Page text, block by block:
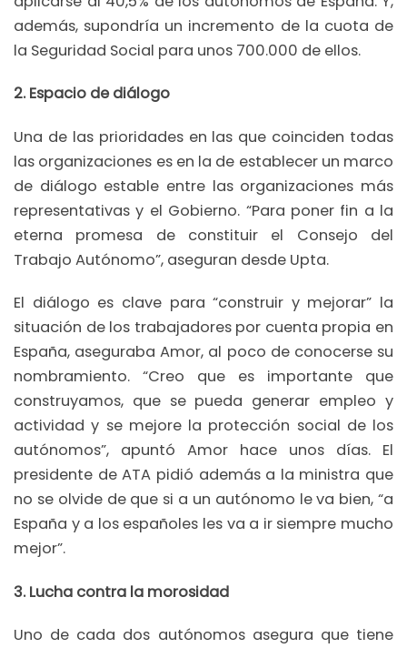
además, supondría un incremento de la cuota de
la Seguridad Social para unos 700.000 de ellos.
2. Espacio de diálogo
Una de las prioridades en las que coinciden todas
las organizaciones es en la de establecer un marco
de diálogo estable entre las organizaciones más
representativas y el Gobierno. “Para poner fin a la
eterna promesa de constituir el Consejo del
Trabajo Autónomo”, aseguran desde Upta.
El diálogo es clave para “construir y mejorar” la
situación de los trabajadores por cuenta propia en
España, aseguraba Amor, al poco de conocerse su
nombramiento. “Creo que es importante que
construyamos, que se pueda generar empleo y
actividad y se mejore la protección social de los
autónomos”, apuntó Amor hace unos días. El
presidente de ATA pidió además a la ministra que
no se olvide de que si a un autónomo le va bien, “a
España y a los españoles les va a ir siempre mucho
mejor”.
3. Lucha contra la morosidad
Uno de cada dos autónomos asegura que tiene